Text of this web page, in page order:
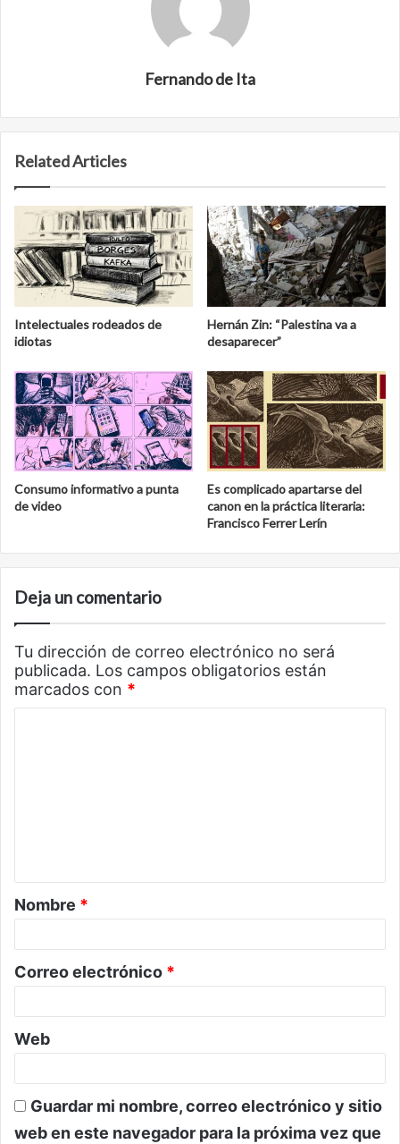
Fernando de Ita
Related Articles
Intelectuales rodeados de
idiotas
Hernán Zin: “Palestina va a
desaparecer”
Consumo informativo a punta
de video
Es complicado apartarse del
canon en la práctica literaria:
Francisco Ferrer Lerín
Deja un comentario
Tu dirección de correo electrónico no será
publicada. Los campos obligatorios están
marcados con *
a
r
o
*
Nombre *
Correo electrónico *
Web
Guardar mi nombre, correo electrónico y sitio
web en este navegador para la próxima vez que